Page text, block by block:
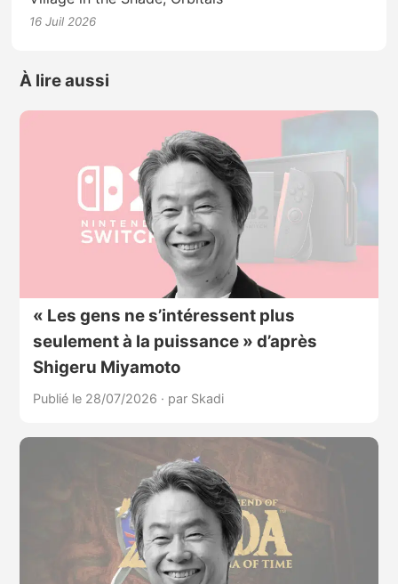
16 Juil 2026
À lire aussi
« Les gens ne s’intéressent plus
seulement à la puissance » d’après
Shigeru Miyamoto
Publié le 28/07/2026 · par Skadi